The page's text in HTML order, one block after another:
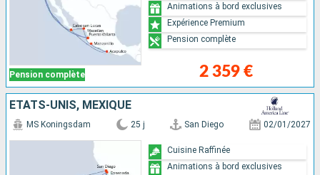
Pension complète 2 359 €
Animations à bord exclusives
Expérience Premium
Pension complète
ÉTATS-UNIS, MEXIQUE
MS Koningsdam 25 j San Diego 02/01/2027
Cuisine Raffinée
Animations à bord exclusives